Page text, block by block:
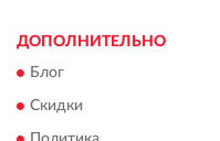
ДОПОЛНИТЕЛЬНО
Блог
Скидки